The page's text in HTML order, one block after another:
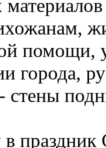
города,
стены